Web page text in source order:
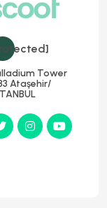
Tower
Ataşehir/